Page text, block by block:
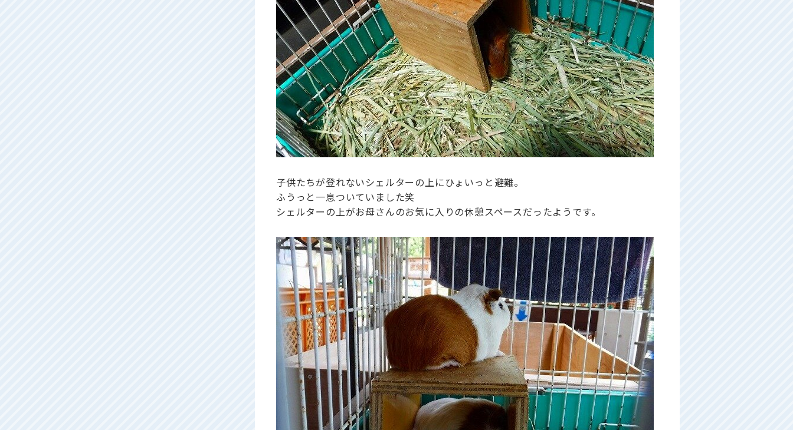
子供たちが登れないシェルターの上にひょいっと避難。
ふうっと一息ついていました笑
シェルターの上がお母さんのお気に入りの休憩スペースだったようです。